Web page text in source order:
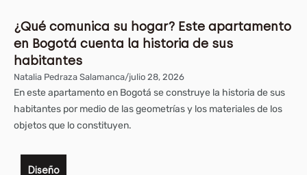
¿Qué comunica su hogar? Este apartamento
en Bogotá cuenta la historia de sus
habitantes
Natalia Pedraza Salamanca/julio 28, 2026
En este apartamento en Bogotá se construye la historia de sus
habitantes por medio de las geometrías y los materiales de los
objetos que lo constituyen.
Diseño